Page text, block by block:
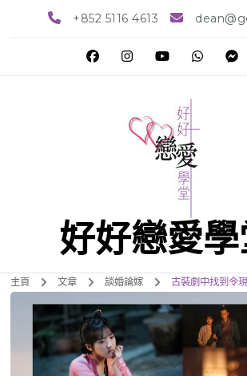
+852 5116 4613
好好戀愛
主頁 文章 談婚論嫁 古裝劇中找到令